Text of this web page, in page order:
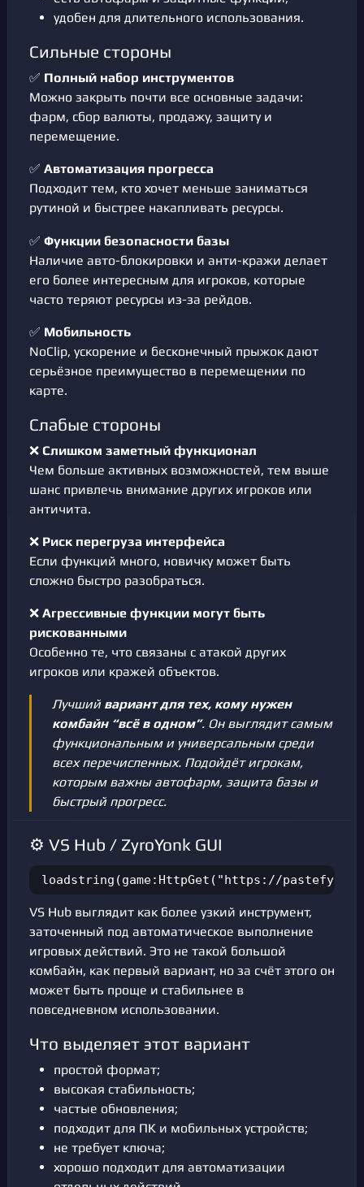
удобен для длительного использования.
Сильные стороны
✅ Полный набор инструментов
Можно закрыть почти все основные задачи:
фарм, сбор валюты, продажу, защиту и
перемещение.
✅ Автоматизация прогресса
Подходит тем, кто хочет меньше заниматься
рутиной и быстрее накапливать ресурсы.
✅ Функции безопасности базы
Наличие авто-блокировки и анти-кражи делает
его более интересным для игроков, которые
часто теряют ресурсы из-за рейдов.
✅ Мобильность
NoClip, ускорение и бесконечный прыжок дают
серьёзное преимущество в перемещении по
карте.
Слабые стороны
❌ Слишком заметный функционал
Чем больше активных возможностей, тем выше
шанс привлечь внимание других игроков или
античита.
❌ Риск перегруза интерфейса
Если функций много, новичку может быть
сложно быстро разобраться.
❌ Агрессивные функции могут быть
рискованными
Особенно те, что связаны с атакой других
игроков или кражей объектов.
Лучший вариант для тех, кому нужен
комбайн “всё в одном”. Он выглядит самым
функциональным и универсальным среди
всех перечисленных. Подойдёт игрокам,
которым важны автофарм, защита базы и
быстрый прогресс.
⚙️ VS Hub / ZyroYonk GUI
loadstring(game:HttpGet("https://
VS Hub выглядит как более узкий инструмент,
заточенный под автоматическое выполнение
игровых действий. Это не такой большой
комбайн, как первый вариант, но за счёт этого он
может быть проще и стабильнее в
повседневном использовании.
Что выделяет этот вариант
простой формат;
высокая стабильность;
частые обновления;
подходит для ПК и мобильных устройств;
не требует ключа;
хорошо подходит для автоматизации